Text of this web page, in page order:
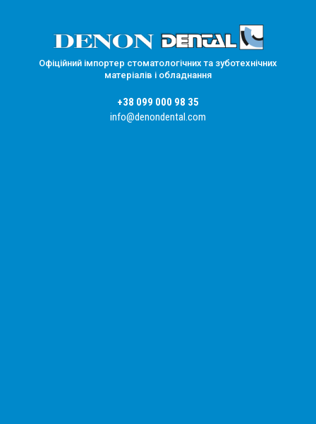
Офіційний імпортер стоматологічних та зуботехнічних
матеріалів і обладнання
+38 099 000 98 35
info@denondental.com